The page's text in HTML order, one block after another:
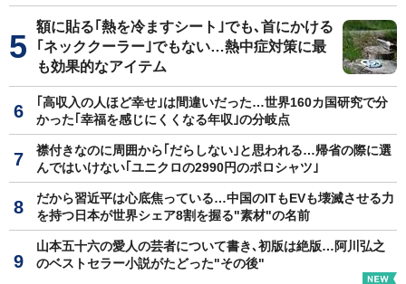
額に貼る｢熱を冷ますシート｣でも､首にかける
｢ネッククーラー｣でもない…熱中症対策に最
も効果的なアイテム
｢高収入の人ほど幸せ｣は間違いだった…世界160カ国研究で分
かった｢幸福を感じにくくなる年収｣の分岐点
襟付きなのに周囲から｢だらしない｣と思われる…帰省の際に選
んではいけない｢ユニクロの2990円のポロシャツ｣
だから習近平は心底焦っている…中国のITもEVも壊滅させる力
を持つ日本が世界シェア8割を握る"素材"の名前
山本五十六の愛人の芸者について書き､初版は絶版…阿川弘之
のベストセラー小説がたどった"その後"